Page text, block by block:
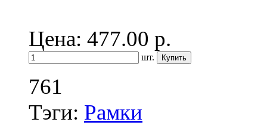
Цена: 477.00 р.
шт.
761
Тэги: Рамки